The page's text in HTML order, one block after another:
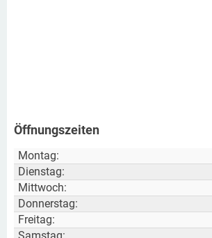
Öffnungszeiten
Montag:
Dienstag:
Mittwoch:
Donnerstag:
Freitag:
Samstag: